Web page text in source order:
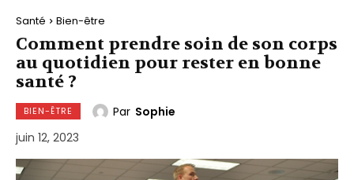
Santé Bien-être
Comment prendre soin de son corps
au quotidien pour rester en bonne
santé ?
BIEN-ÊTRE Par Sophie
juin 12, 2023